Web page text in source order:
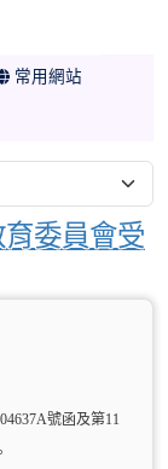
常用網站
委員會受
號函及第11